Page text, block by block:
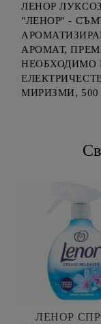
ЛЕНОР
"ЛЕНОР" -
АРОМАТ,
НЕОБХОДИМО
МИРИЗМИ,
ЛЕНОР